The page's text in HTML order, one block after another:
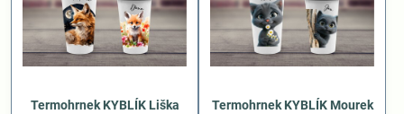
Termohrnek KYBLÍK Liška Termohrnek KYBLÍK Mourek